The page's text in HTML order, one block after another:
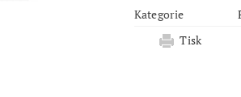
Kategorie
Tisk